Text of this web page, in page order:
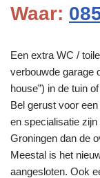
Waar:
Een extra WC /
verbouwde garage
house”) in de tuin
Bel gerust voor een
en specialisatie zijn
Groningen dan de
Meestal is het
aangesloten. Ook